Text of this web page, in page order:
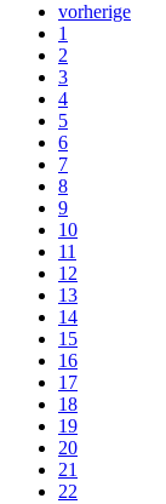
vorherige
1
2
3
4
5
6
7
8
9
10
11
12
13
14
15
16
17
18
19
20
21
22